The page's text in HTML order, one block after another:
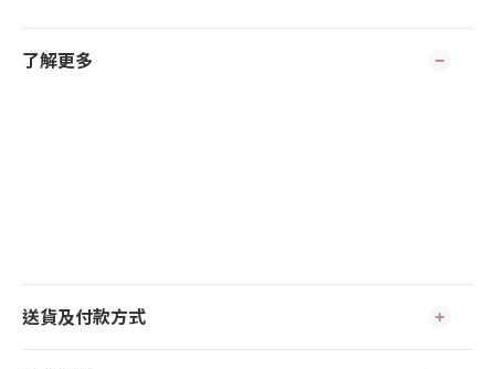
了解更多
送貨及付款方式